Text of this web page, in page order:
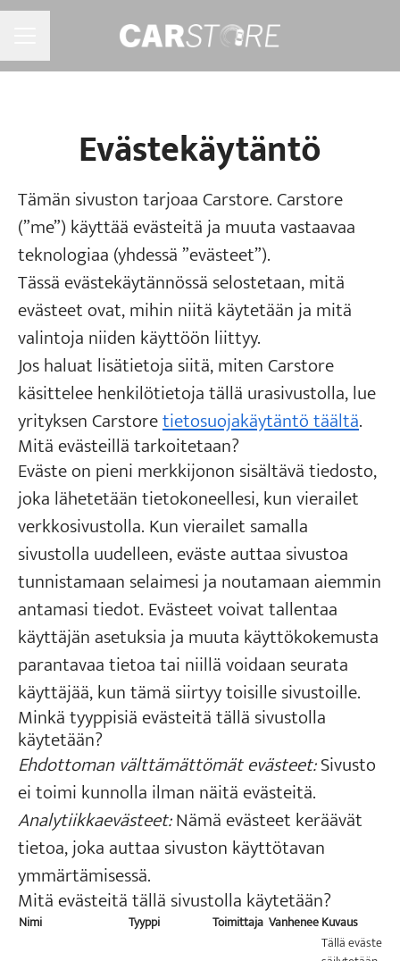
Evästekäytäntö
Tämän sivuston tarjoaa Carstore. Carstore
(”me”) käyttää evästeitä ja muuta vastaavaa
teknologiaa (yhdessä ”evästeet”).
Tässä evästekäytännössä selostetaan, mitä
evästeet ovat, mihin niitä käytetään ja mitä
valintoja niiden käyttöön liittyy.
Jos haluat lisätietoja siitä, miten Carstore
käsittelee henkilötietoja tällä urasivustolla, lue
yrityksen Carstoretietosuojakäytäntö täältä.
Mitä evästeillä tarkoitetaan?
Eväste on pieni merkkijonon sisältävä tiedosto,
joka lähetetään tietokoneellesi, kun vierailet
verkkosivustolla. Kun vierailet samalla
sivustolla uudelleen, eväste auttaa sivustoa
tunnistamaan selaimesi ja noutamaan aiemmin
antamasi tiedot. Evästeet voivat tallentaa
käyttäjän asetuksia ja muuta käyttökokemusta
parantavaa tietoa tai niillä voidaan seurata
käyttäjää, kun tämä siirtyy toisille sivustoille.
Minkä tyyppisiä evästeitä tällä sivustolla
käytetään?
Ehdottoman välttämättömät evästeet:Sivusto
ei toimi kunnolla ilman näitä evästeitä.
Analytiikkaevästeet:Nämä evästeet keräävät
tietoa, joka auttaa sivuston käyttötavan
ymmärtämisessä.
Mitä evästeitä tällä sivustolla käytetään?
Nimi Tyyppi Toimittaja VanheneeKuvaus
Tällä evästeellä